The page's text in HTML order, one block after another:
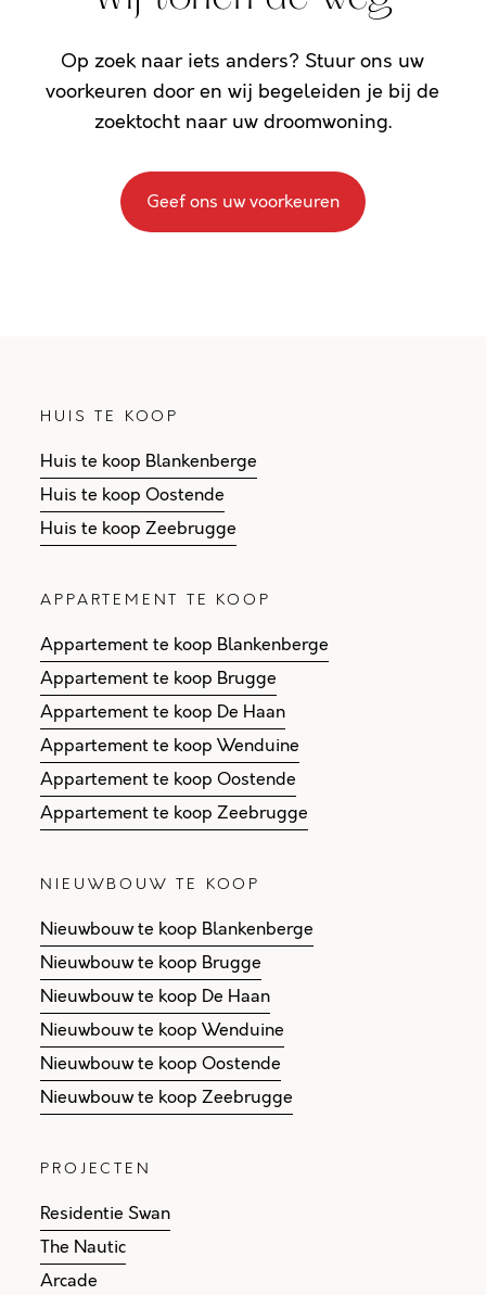
Op zoek naar iets anders? Stuur ons uw
voorkeuren door en wij begeleiden je bij de
zoektocht naar uw droomwoning.
Geef ons uw voorkeuren
HUIS TE KOOP
Huis te koop Blankenberge
Huis te koop Oostende
Huis te koop Zeebrugge
APPARTEMENT TE KOOP
Appartement te koop Blankenberge
Appartement te koop Brugge
Appartement te koop De Haan
Appartement te koop Wenduine
Appartement te koop Oostende
Appartement te koop Zeebrugge
NIEUWBOUW TE KOOP
Nieuwbouw te koop Blankenberge
Nieuwbouw te koop Brugge
Nieuwbouw te koop De Haan
Nieuwbouw te koop Wenduine
Nieuwbouw te koop Oostende
Nieuwbouw te koop Zeebrugge
PROJECTEN
Residentie Swan
The Nautic
Arcade